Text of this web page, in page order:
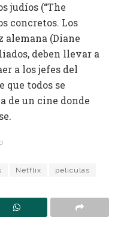
judíos (“The
concretos. Los
alemana (Diane
deben llevar a
a los jefes del
que todos se
de un cine donde
Netflix peliculas